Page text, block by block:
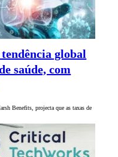
global
saúde, com
Benefits, projecta que as taxas de